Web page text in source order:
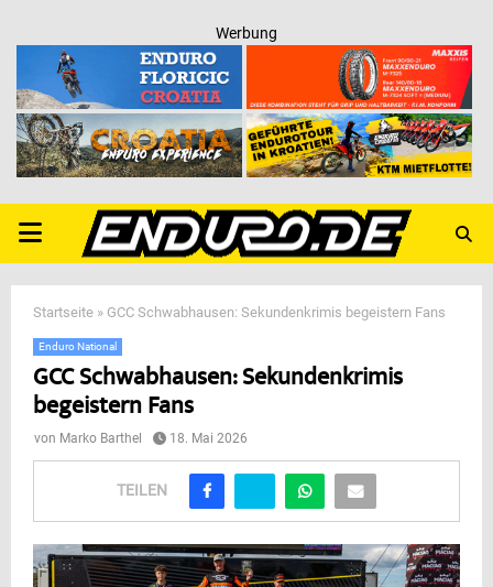
Werbung
PRIMARY
MENU
Startseite » GCC Schwabhausen: Sekundenkrimis begeistern Fans
Enduro National
GCC Schwabhausen: Sekundenkrimis
begeistern Fans
von Marko Barthel 18. Mai 2026
TEILEN